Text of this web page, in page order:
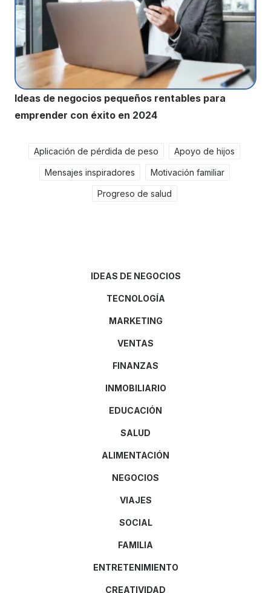
Ideas de negocios pequeños rentables para
emprender con éxito en 2024
Aplicación de pérdida de peso Apoyo de hijos
Mensajes inspiradores Motivación familiar
Progreso de salud
IDEAS DE NEGOCIOS
TECNOLOGÍA
MARKETING
VENTAS
FINANZAS
INMOBILIARIO
EDUCACIÓN
SALUD
ALIMENTACIÓN
NEGOCIOS
VIAJES
SOCIAL
FAMILIA
ENTRETENIMIENTO
CREATIVIDAD